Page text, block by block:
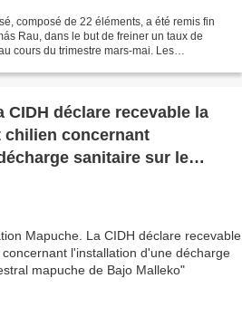
composé de 22 éléments, a été remis fin
Rau, dans le but de freiner un taux de
cours du trimestre mars-mai. Les
CIDH déclare recevable la
chilien concernant
sanitaire sur le